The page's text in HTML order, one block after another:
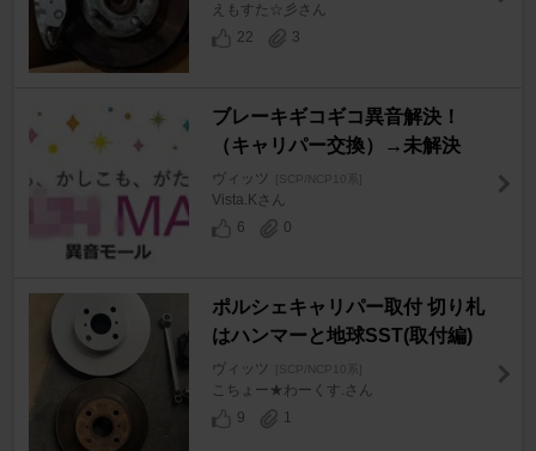
えもすた☆彡さん
22
3
ブレーキギコギコ異音解決！
（キャリパー交換）→未解決
ヴィッツ [SCP/NCP10系]
Vista.Kさん
6
0
ポルシェキャリパー取付 切り札
はハンマーと地球SST(取付編)
ヴィッツ [SCP/NCP10系]
こちょー★わーくす.さん
9
1